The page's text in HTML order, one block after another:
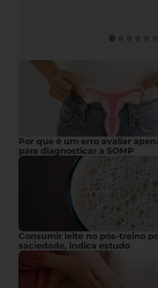
Por que é um erro avaliar
para diagnosticar a SOMP
Consumir leite no pós-treino
saciedade, indica estudo